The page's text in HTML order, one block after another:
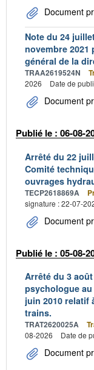
Document
Note du 24
novembre
général de la
TRAA2619524N
2026
Date de
Document
Publié le : 06-08-
Arrêté du 22
Comité
ouvrages
TECP2618869A
signature : 22-07-
Document
Publié le : 05-08-
Arrêté du 3
psychologue au
juin 2010 relatif
trains.
TRAT2620025A
08-2026
Date de
Document